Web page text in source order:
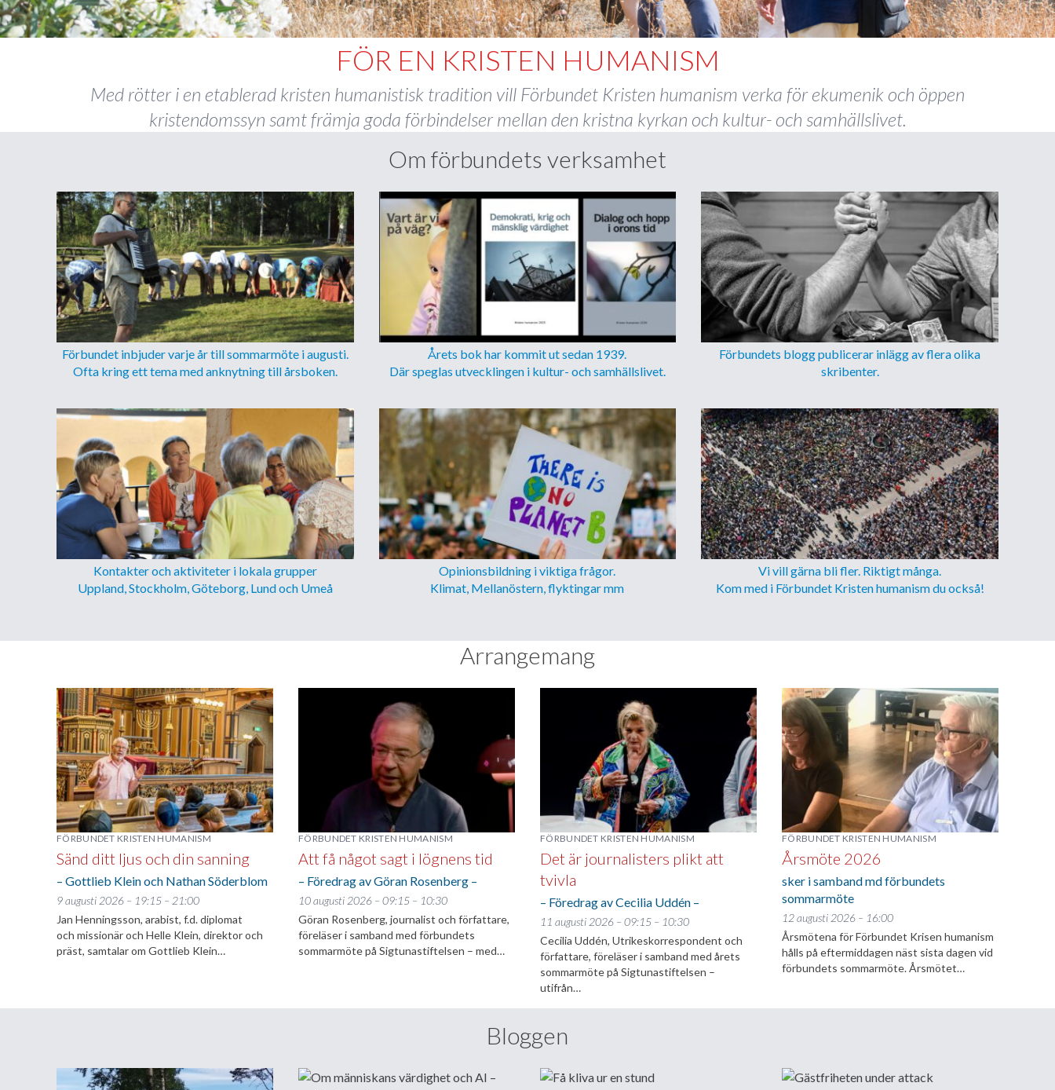
FÖR EN KRISTEN HUMANISM
Med rötter i en etablerad kristen humanistisk tradition vill Förbundet Kristen humanism verka för ekumenik och öppen
kristendomssyn samt främja goda förbindelser mellan den kristna kyrkan och kultur- och samhällslivet.
Om förbundets verksamhet
Förbundet inbjuder varje år till sommarmöte i augusti.
Ofta kring ett tema med anknytning till årsboken.
Årets bok har kommit ut sedan 1939.
Där speglas utvecklingen i kultur- och samhällslivet.
Förbundets blogg publicerar inlägg av flera olika
skribenter.
Kontakter och aktiviteter i lokala grupper
Uppland, Stockholm, Göteborg, Lund och Umeå
Opinionsbildning i viktiga frågor.
Klimat, Mellanöstern, flyktingar mm
Vi vill gärna bli fler. Riktigt många.
Kom med i Förbundet Kristen humanism du också!
Arrangemang
FÖRBUNDET KRISTEN HUMANISM
Sänd ditt ljus och din sanning
– Gottlieb Klein och Nathan Söderblom
9 augusti 2026 – 19:15 – 21:00
Jan Henningsson, arabist, f.d. diplomat
och missionär och Helle Klein, direktor och
präst, samtalar om Gottlieb Klein…
FÖRBUNDET KRISTEN HUMANISM
Att få något sagt i lögnens tid
– Föredrag av Göran Rosenberg –
10 augusti 2026 – 09:15 – 10:30
Göran Rosenberg, journalist och författare,
föreläser i samband med förbundets
sommarmöte på Sigtunastiftelsen – med…
FÖRBUNDET KRISTEN HUMANISM
Det är journalisters plikt att
tvivla
– Föredrag av Cecilia Uddén –
11 augusti 2026 – 09:15 – 10:30
Cecilia Uddén, Utrikeskorrespondent och
författare, föreläser i samband med årets
sommarmöte på Sigtunastiftelsen –
utifrån…
FÖRBUNDET KRISTEN HUMANISM
Årsmöte 2026
sker i samband md förbundets
sommarmöte
12 augusti 2026 – 16:00
Årsmötena för Förbundet Krisen humanism
hålls på eftermiddagen näst sista dagen vid
förbundets sommarmöte. Årsmötet…
Bloggen